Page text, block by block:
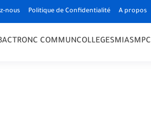
nous Politique de Confidentialité A propos
TRONC COMMUNCOLLEGESMIASMPC